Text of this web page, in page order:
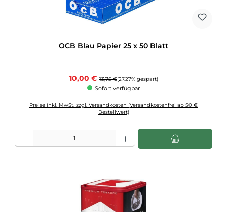
OCB Blau Papier 25 x 50 Blatt
Verkaufspreis:
10,00 € Regulärer Preis:
13,75 €(27.27% gespart)
Sofort verfügbar
Preise inkl. MwSt. zzgl. Versandkosten (Versandkostenfrei ab 50 €
Bestellwert)
Produkt Anzahl: Gib den gewünschten Wert ein oder benutze die Schaltflächen